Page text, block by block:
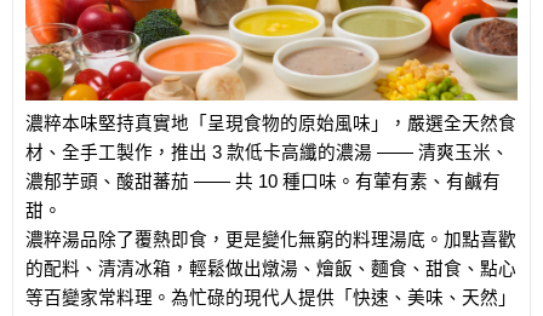
濃粹本味堅持真實地「呈現食物的原始風味」，嚴選全天然食
材、全手工製作，推出 3 款低卡高纖的濃湯 —— 清爽玉米、
濃郁芋頭、酸甜蕃茄 —— 共 10 種口味。有葷有素、有鹹有
甜。
濃粹湯品除了覆熱即食，更是變化無窮的料理湯底。加點喜歡
的配料、清清冰箱，輕鬆做出燉湯、燴飯、麵食、甜食、點心
等百變家常料理。為忙碌的現代人提供「快速、美味、天然」